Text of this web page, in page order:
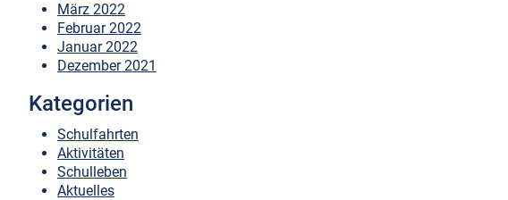
März 2022
Februar 2022
Januar 2022
Dezember 2021
Kategorien
Schulfahrten
Aktivitäten
Schulleben
Aktuelles